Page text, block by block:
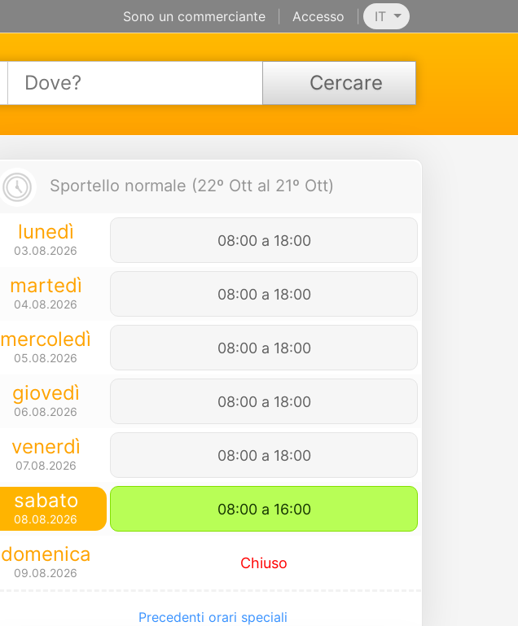
Sono un commerciante Accesso IT
Cercare
Sportello normale (22º Ott al 21º Ott)
lunedì
03.08.2026
08:00 a 18:00
martedì
04.08.2026
08:00 a 18:00
mercoledì
05.08.2026
08:00 a 18:00
giovedì
06.08.2026
08:00 a 18:00
venerdì
07.08.2026
08:00 a 18:00
sabato
08.08.2026
08:00 a 16:00
domenica
09.08.2026
Chiuso
Precedenti orari speciali